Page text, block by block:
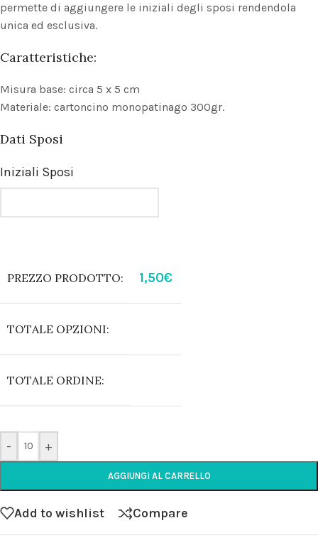
permette di aggiungere le iniziali degli sposi rendendola
unica ed esclusiva.
Caratteristiche:
Misura base: circa 5 x 5 cm
Materiale: cartoncino monopatinago 300gr.
Dati Sposi
Iniziali Sposi
PREZZO PRODOTTO: 1,50€
TOTALE OPZIONI:
TOTALE ORDINE:
- +
AGGIUNGI AL CARRELLO
Add to wishlist Compare